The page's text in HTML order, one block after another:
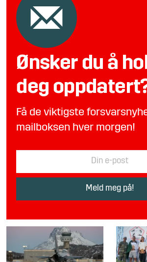
Ønsker du å
deg
Få de viktigste
mailboksen hver morgen!